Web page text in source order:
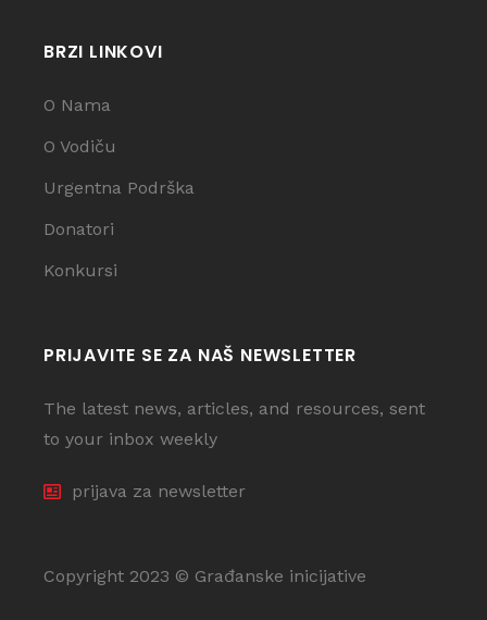
BRZI LINKOVI
O Nama
O Vodiču
Urgentna Podrška
Donatori
Konkursi
PRIJAVITE SE ZA NAŠ NEWSLETTER
The latest news, articles, and resources, sent
to your inbox weekly
prijava za newsletter
Copyright 2023 © Građanske inicijative